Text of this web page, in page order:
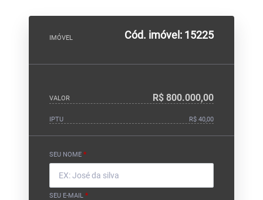
IMÓVEL Cód. imóvel: 15225
VALOR R$ 800.000,00
IPTU R$ 40,00
SEU NOME *
SEU E-MAIL *